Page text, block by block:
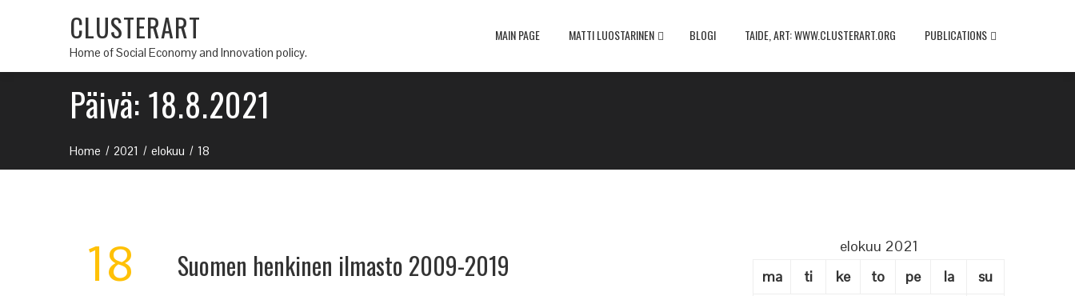
CLUSTERART
Home of Social Economy and Innovation policy.
MAIN PAGE MATTI LUOSTARINEN BLOGI TAIDE, ART: WWW.CLUSTERART.ORG PUBLICATIONS
Päivä: 18.8.2021
Home 2021 elokuu 18
18 Suomen henkinen ilmasto 2009-2019
elokuu 2021
ma
ti ke to pe la
su